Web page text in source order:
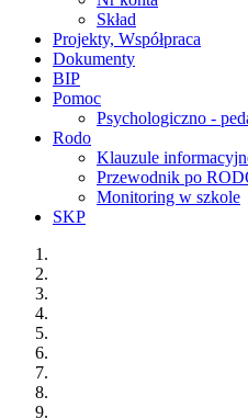
Skład
Projekty, Współpraca
Dokumenty
BIP
Pomoc
Psychologiczno -
Rodo
Klauzule
Przewodnik po
Monitoring w szkole
SKP